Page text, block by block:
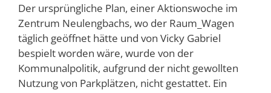
Der ursprüngliche Plan, einer Aktionswoche im
Zentrum Neulengbachs, wo der Raum_Wagen
täglich geöffnet hätte und von Vicky Gabriel
bespielt worden wäre, wurde von der
Kommunalpolitik, aufgrund der nicht gewollten
Nutzung von Parkplätzen, nicht gestattet. Ein